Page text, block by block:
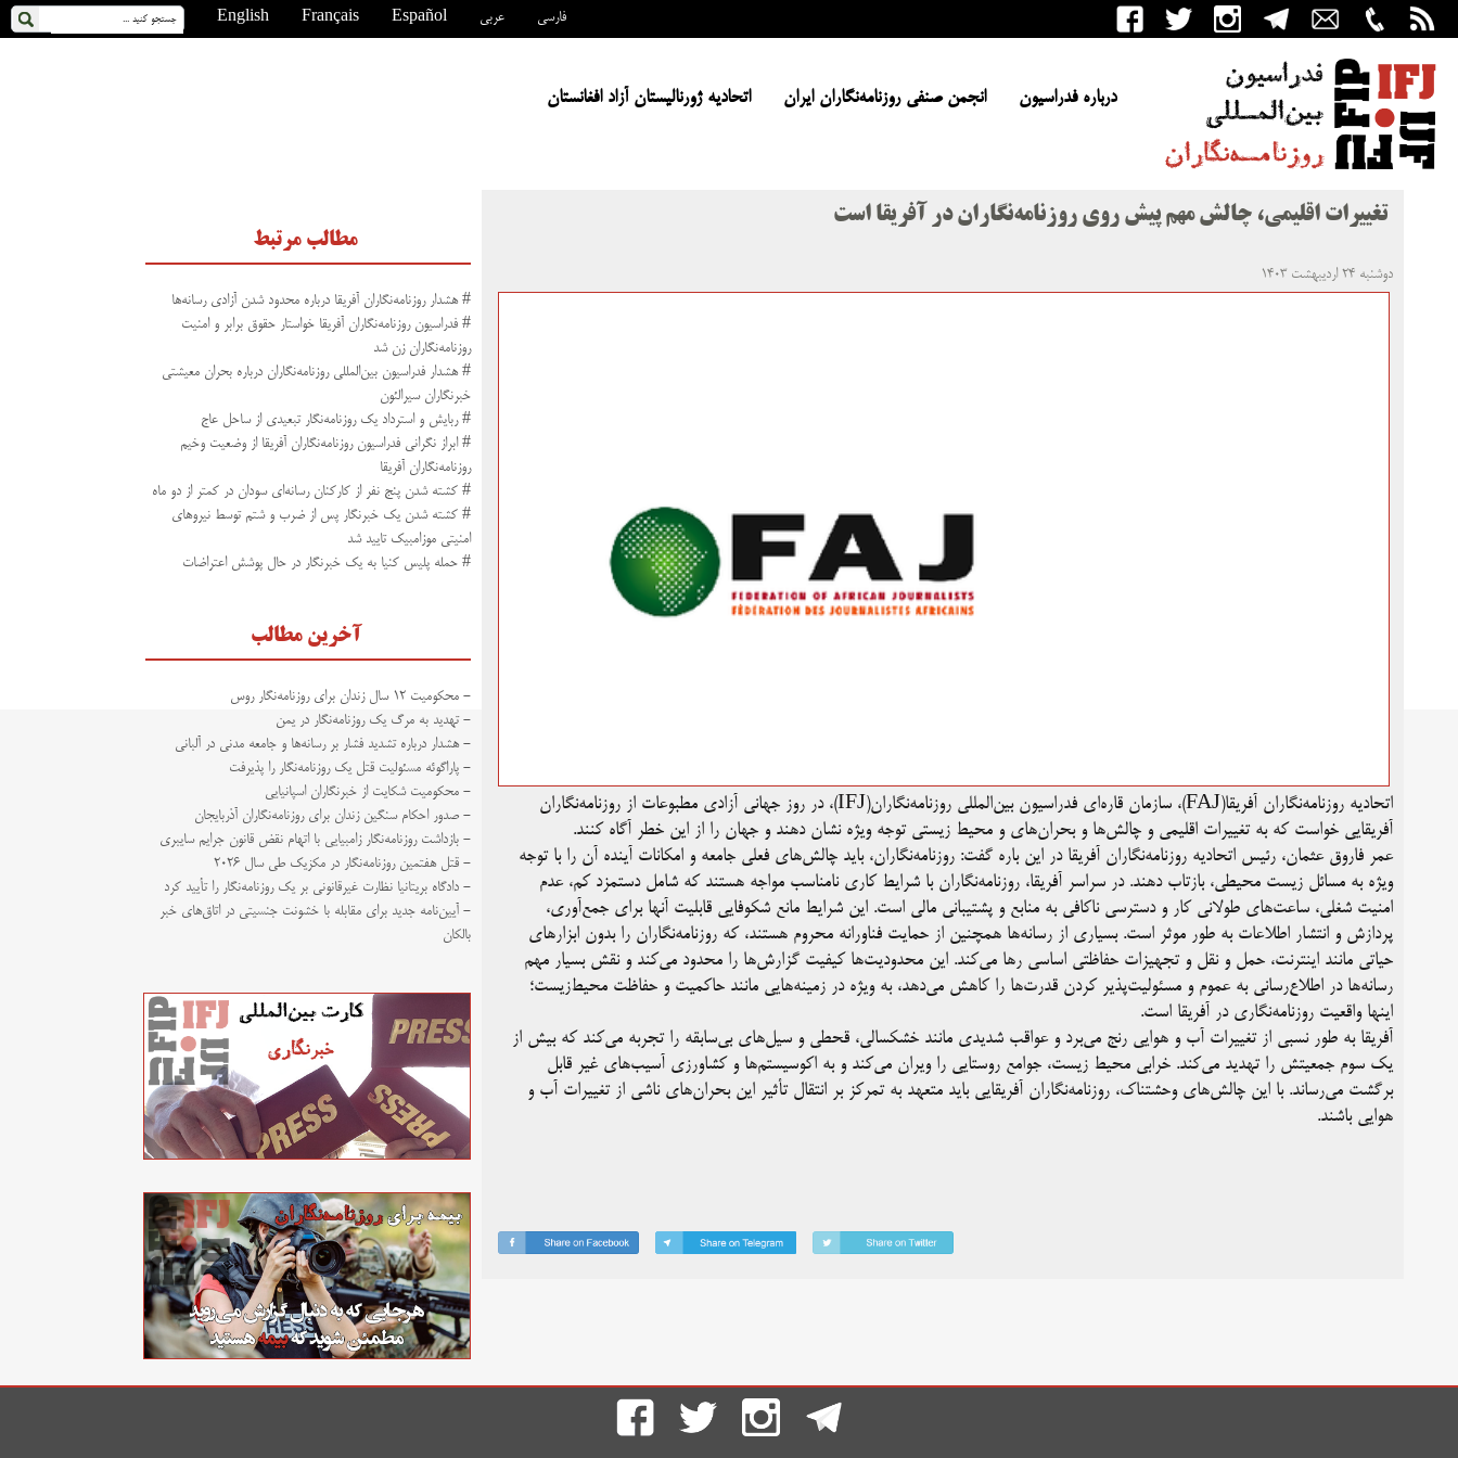
English Français Español عربی فارسی
درباره فدراسیون انجمن صنفی روزنامه‌نگاران ایران اتحادیه ژورنالیستان آزاد افغانستان
تغییرات اقلیمی، چالش مهم پیش روی روزنامه‌نگاران در آفریقا است
دوشنبه ۲۴ اردیبهشت ۱۴۰۳
اتحادیه روزنامه‌نگاران آفریقا(FAJ)، سازمان قاره‌ای فدراسیون بین‌المللی روزنامه‌نگاران(IFJ)، در روز جهانی آزادی مطبوعات از روزنامه‌نگاران
آفریقایی خواست که به تغییرات اقلیمی و چالش‌ها و بحران‌های و محیط زیستی توجه ویژه نشان دهند و جهان را از این خطر آگاه کنند.
عمر فاروق عثمان، رئیس اتحادیه روزنامه‌نگاران آفریقا در این باره گفت: روزنامه‌نگاران، باید چالش‌های فعلی جامعه و امکانات آینده آن را با توجه
ویژه به مسائل زیست محیطی، بازتاب دهند. در سراسر آفریقا، روزنامه‌نگاران با شرایط کاری نامناسب مواجه هستند که شامل دستمزد کم، عدم
امنیت شغلی، ساعت‌های طولانی کار و دسترسی ناکافی به منابع و پشتیبانی مالی است. این شرایط مانع شکوفایی قابلیت آنها برای جمع‌آوری،
پردازش و انتشار اطلاعات به طور موثر است. بسیاری از رسانه‌ها همچنین از حمایت فناورانه محروم هستند، که روزنامه‌نگاران را بدون ابزارهای
حیاتی مانند اینترنت، حمل و نقل و تجهیزات حفاظتی اساسی رها می‌کند. این محدودیت‌ها کیفیت گزارش‌ها را محدود می‌کند و نقش بسیار مهم
رسانه‌ها در اطلاع‌رسانی به عموم و مسئولیت‌پذیر کردن قدرت‌ها را کاهش می‌دهد، به ویژه در زمینه‌هایی مانند حاکمیت و حفاظت محیط‌زیست؛
اینها واقعیت روزنامه‌نگاری در آفریقا است.
آفریقا به طور نسبی از تغییرات آب و هوایی رنج می‌برد و عواقب شدیدی مانند خشکسالی، قحطی و سیل‌های بی‌سابقه را تجربه می‌کند که بیش از
یک سوم جمعیتش را تهدید می‌کند. خرابی محیط زیست، جوامع روستایی را ویران می‌کند و به اکوسیستم‌ها و کشاورزی آسیب‌های غیر قابل
برگشت می‌رساند. با این چالش‌های وحشتناک، روزنامه‌نگاران آفریقایی باید متعهد به تمرکز بر انتقال تأثیر این بحران‌های ناشی از تغییرات آب و
هوایی باشند.
مطالب مرتبط
# هشدار روزنامه‌نگاران آفریقا درباره محدود شدن آزادی رسانه‌ها
# فدراسیون روزنامه‌نگاران آفریقا خواستار حقوق برابر و امنیت
روزنامه‌نگاران زن شد
# هشدار فدراسیون بین‌المللی روزنامه‌نگاران درباره بحران معیشتی
خبرنگاران سیرالئون
# ربایش و استرداد یک روزنامه‌نگار تبعیدی از ساحل عاج
# ابراز نگرانی فدراسیون روزنامه‌نگاران آفریقا از وضعیت وخیم
روزنامه‌نگاران آفریقا
# کشته شدن پنج نفر از کارکنان رسانه‌ای سودان در کمتر از دو ماه
# کشته شدن یک خبرنگار پس از ضرب و شتم توسط نیروهای
امنیتی موزامبیک تایید شد
# حمله پلیس کنیا به یک خبرنگار در حال پوشش اعتراضات
آخرین مطالب
- محکومیت ۱۲ سال زندان برای روزنامه‌نگار روس
- تهدید به مرگ یک روزنامه‌نگار در یمن
- هشدار درباره تشدید فشار بر رسانه‌ها و جامعه مدنی در آلبانی
- پاراگوئه مسئولیت قتل یک روزنامه‌نگار را پذیرفت
- محکومیت شکایت از خبرنگاران اسپانیایی
- صدور احکام سنگین زندان برای روزنامه‌نگاران آذربایجان
- بازداشت روزنامه‌نگار زامبیایی با اتهام نقض قانون جرایم سایبری
- قتل هفتمین روزنامه‌نگار در مکزیک طی سال ۲۰۲۶
- دادگاه بریتانیا نظارت غیرقانونی بر یک روزنامه‌نگار را تأیید کرد
- آیین‌نامه جدید برای مقابله با خشونت جنسیتی در اتاق‌های خبر
بالکان